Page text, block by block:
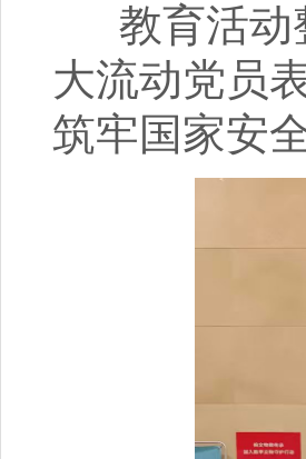
教育活动
大流动党员
筑牢国家安